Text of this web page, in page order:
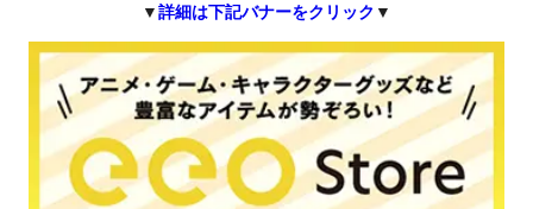
▼詳細は下記バナーをクリック ▼